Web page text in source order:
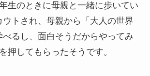
生のときに母親と一緒に歩いてい
ウトされ、母親から「大人の世界
べるし、面白そうだからやってみ
押してもらったそうです。